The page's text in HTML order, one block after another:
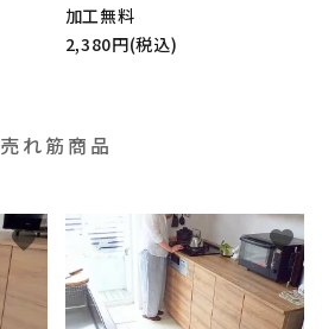
加工無料
2,380円(税込)
売れ筋商品
favorite favorite